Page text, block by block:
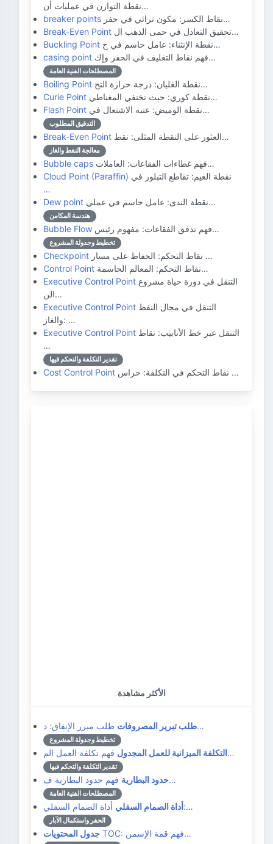
نقطة التوازن في عمليات أن…
breaker points
نقاط الكسر: مكون تراثي في حفر…
Break-Even Point
تحقيق التعادل في حمى الذهب ال…
Buckling Point
نقطة الإنثناء: عامل حاسم في ح…
casing point
فهم نقاط التغليف في الحفر وإك…
المصطلحات الفنية العامة
Boiling Point
نقطة الغليان: درجة حرارة التح…
Curie Point
نقطة كوري: حيث تختفي المغناطي…
Flash Point
نقطة الوميض: عتبة الاشتعال في…
التدقيق المطلوب
Break-Even Point العثور على النقطة المثلى: نقط…
معالجة النفط والغاز
Bubble caps
فهم غطاءات الفقاعات: العاملات…
Cloud Point (Paraffin)
…
Dew point
نقطة الندى: عامل حاسم في عملي…
هندسة المكامن
Bubble Flow فهم تدفق الفقاعات: مفهوم رئيس…
تخطيط وجدولة المشروع
Checkpoint
نقاط التحكم: الحفاظ على مسار …
Control Point
نقاط التحكم: المعالم الحاسمة…
Executive Control Point
الن…
Executive Control Point
والغاز: …
Executive Control Point
…
تقدير التكلفة والتحكم فيها
Cost Control Point نقاط التحكم في التكلفة: حراس …
الأكثر مشاهدة
طلب تبرير المصروفاتطلب مبرر الإنفاق: د…
تخطيط وجدولة المشروع
التكلفة الميزانية للعمل المجدولفهم تكلفة العمل الم…
تقدير التكلفة والتحكم فيها
حدود البطاريةفهم حدود البطارية ف…
المصطلحات الفنية العامة
أداة الصمام السفليأداة الصمام السفلي:…
الحفر واستكمال الآبار
جدول المحتويات TOC: فهم قمة الإسمن…